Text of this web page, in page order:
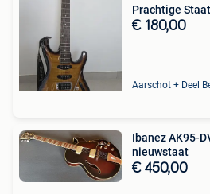
Prachtige
€ 180,00
Aarschot + Deel
Ibanez AK95-
nieuwstaat
€ 450,00